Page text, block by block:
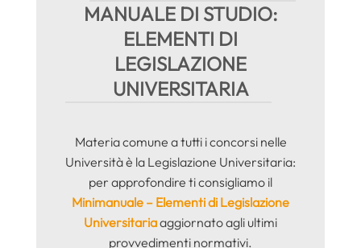
MANUALE DI STUDIO:
ELEMENTI DI
LEGISLAZIONE
UNIVERSITARIA
Materia comune a tutti i concorsi nelle
Università è la Legislazione Universitaria:
per approfondire ti consigliamo il
Minimanuale – Elementi di Legislazione
Universitariaaggiornato agli ultimi
provvedimenti normativi.